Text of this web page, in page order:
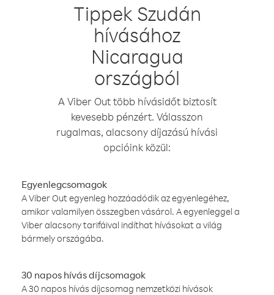
Tippek Szudán
hívásához
Nicaragua
országból
A Viber Out több hívásidőt biztosít
kevesebb pénzért. Válasszon
rugalmas, alacsony díjazású hívási
opcióink közül:
Egyenlegcsomagok
A Viber Out egyenleg hozzáadódik az egyenlegéhez,
amikor valamilyen összegben vásárol. A egyenleggel a
Viber alacsony tarifáival indíthat hívásokat a világ
bármely országába.
30 napos hívás díjcsomagok
A 30 napos hívás díjcsomag nemzetközi hívások